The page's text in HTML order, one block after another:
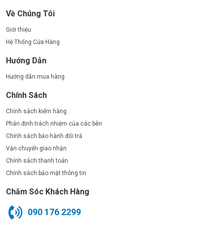
Về Chúng Tôi
Giới thiệu
Hệ Thống Cửa Hàng
Hướng Dẫn
Hướng dẫn mua hàng
Chính Sách
Chính sách kiểm hàng
Phân định trách nhiệm của các bên
Chính sách bảo hành đổi trả
Vận chuyển giao nhận
Chính sách thanh toán
Chính sách bảo mật thông tin
Chăm Sóc Khách Hàng
090 176 2299